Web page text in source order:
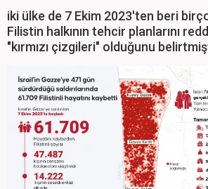
iki ülke de 7 Ekim 2023'ten beri
Filistin halkının tehcir planlarını
"kırmızı çizgileri" olduğunu